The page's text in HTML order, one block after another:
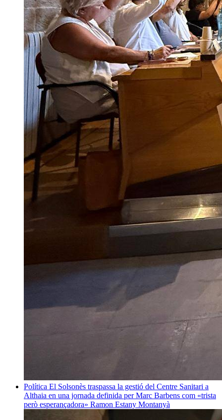
Política El Solsonès traspassa la gestió del Centre Sanitari a
Althaia en una jornada definida per Marc Barbens com «trista
però esperançadora» Ramon Estany Montanyà